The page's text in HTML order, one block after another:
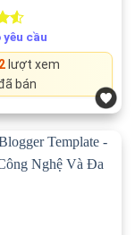
chỉ mục và cải
yêu cầu
lượt xem
bán